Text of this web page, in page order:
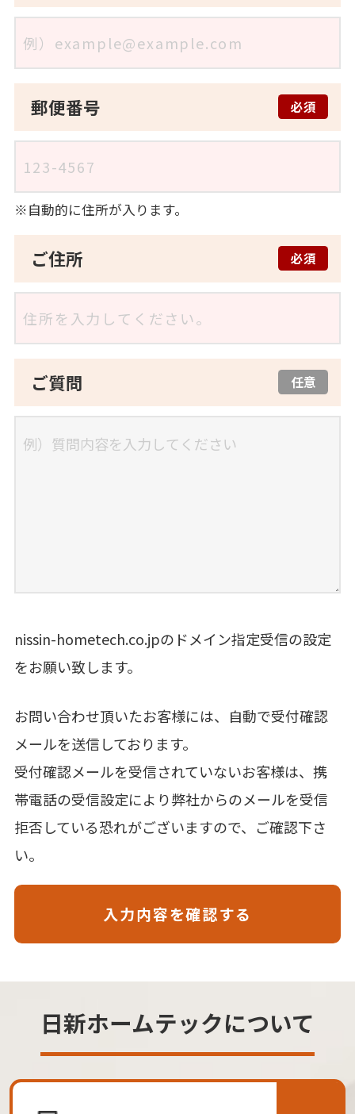
郵便番号 必須
自動的に住所が入ります。
ご住所 必須
ご質問 任意
nissin-hometech.co.jpのドメイン指定受信の設定
をお願い致します。
お問い合わせ頂いたお客様には、自動で受付確認
メールを送信しております。
受付確認メールを受信されていないお客様は、携
帯電話の受信設定により弊社からのメールを受信
拒否している恐れがございますので、ご確認下さ
い。
日新ホームテックについて